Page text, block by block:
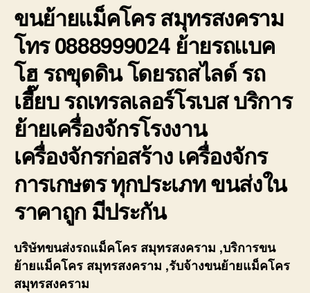
ขนย้ายแม็คโครสมุทรสงคราม
โทร 0888999024 ย้ายรถแบค
โฮ รถขุดดิน โดยรถสไลด์ รถ
เฮี๊ยบ รถเทรลเลอร์โรเบส บริการ
ย้ายเครื่องจักรโรงงาน
เครื่องจักรก่อสร้าง เครื่องจักร
การเกษตร ทุกประเภท ขนส่งใน
ราคาถูก มีประกัน
บริษัทขนส่งรถแม็คโคร สมุทรสงคราม ,บริการขน
ย้ายแม็คโคร สมุทรสงคราม ,รับจ้างขนย้ายแม็คโคร
สมุทรสงคราม